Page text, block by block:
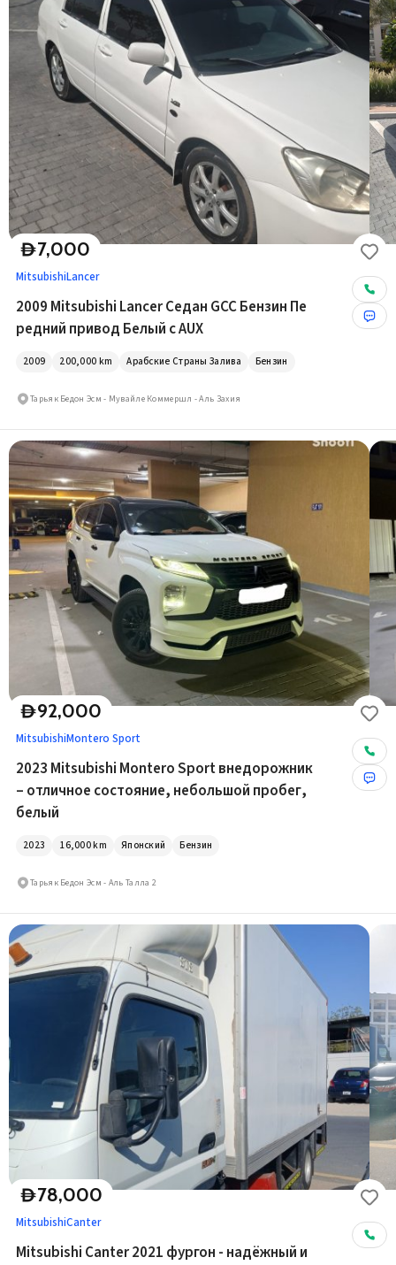
D7,000
MitsubishiLancer
2009 Mitsubishi Lancer Седан GCC Бензин Пе
редний привод Белый с AUX
2009 200,000 km Арабские Страны Залива Бензин
Тарьяк Бедон Эсм - Мувайле Коммершл - Аль Захия
D92,000
MitsubishiMontero Sport
2023 Mitsubishi Montero Sport внедорожник
– отличное состояние, небольшой пробег,
белый
2023 16,000km Японский Бензин
Тарьяк Бедон Эсм - Аль Талла 2
D78,000
MitsubishiCanter
Mitsubishi Canter 2021 фургон - надёжный и